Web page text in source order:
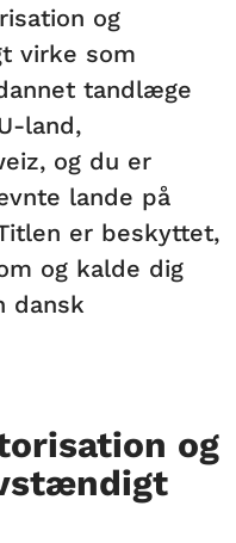
og
virke som
tandlæge
land,
og du er
lande på
er beskyttet,
og kalde dig
dansk
og